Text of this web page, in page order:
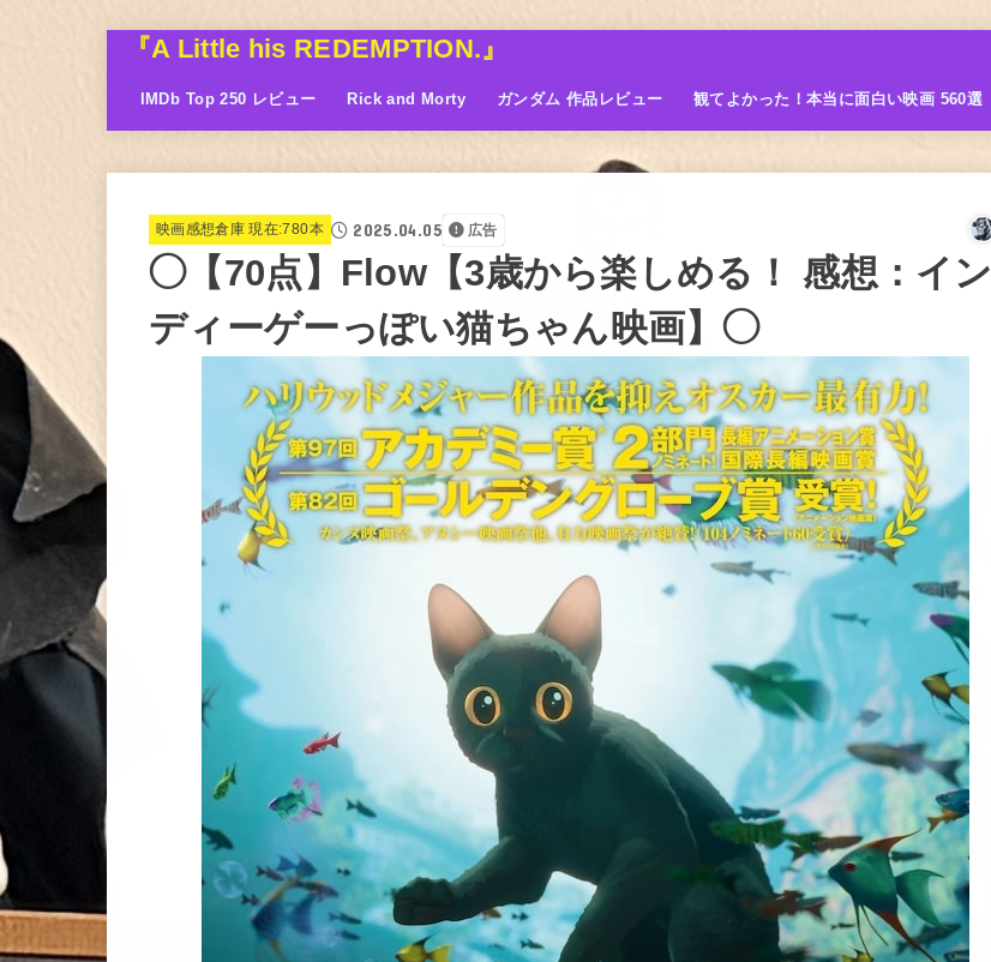
『A Little his REDEMPTION.』
IMDb Top 250 レビュー Rick and Morty ガンダム 作品レビュー 観てよかった！本当に面白い映画 560選
映画感想倉庫 現在:780本 2025.04.05 広告
◯【70点】Flow【3歳から楽しめる！ 感想：イン
ディーゲーっぽい猫ちゃん映画】◯